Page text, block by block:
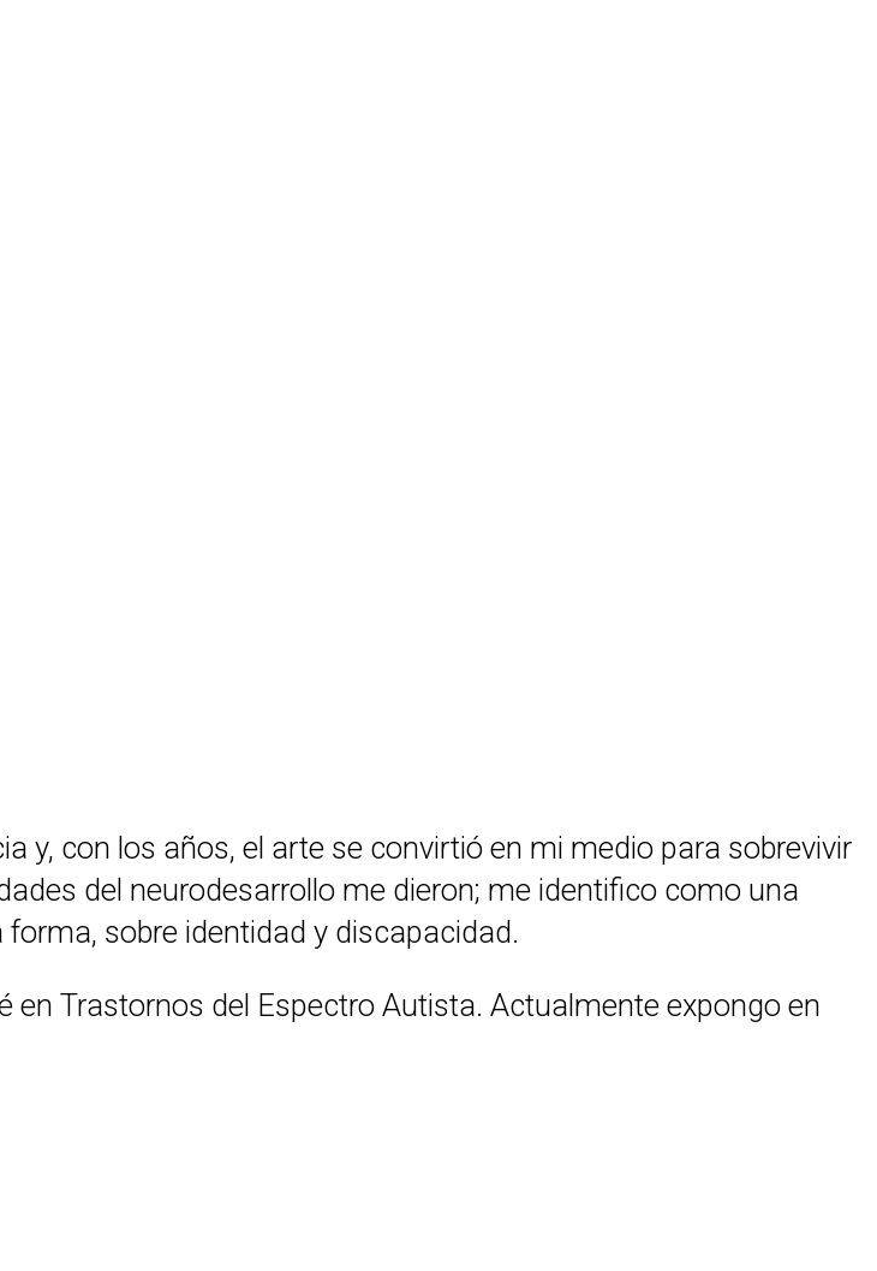
y, con los años, el arte se convirtió en mi medio para sobrevivir
del neurodesarrollo me dieron; me identifico como una
sobre identidad y discapacidad.
Trastornos del Espectro Autista. Actualmente expongo en